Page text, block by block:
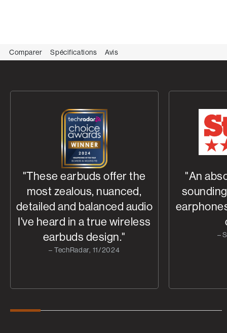
Comparer Spécifications Avis
"These earbuds offer the
most zealous, nuanced,
detailed and balanced audio
I've heard in a true wireless
earbuds design."
– TechRadar, 11/2024
"An
–